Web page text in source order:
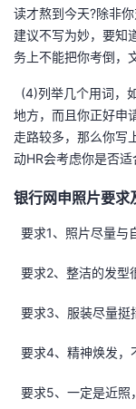
读才熬到今天?除非
建议不写为妙，要知
务上不能把你考倒，
(4)列举几个用词，
地方，而且你正好申
走路较多，那么你写
动HR会考虑你是否适
银行网申照片要求
要求1、照片尽量与
要求2、整洁的发型
要求3、服装尽量挺
要求4、精神焕发，
要求5、一定是近照